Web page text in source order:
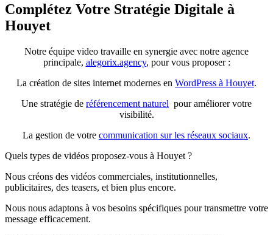
Complétez Votre Stratégie Digitale à
Houyet
Notre équipe video travaille en synergie avec notre agence
principale, alegorix.agency, pour vous proposer :
La création de sites internet modernes en WordPress à Houyet.
Une stratégie de référencement naturel pour améliorer votre
visibilité.
La gestion de votre communication sur les réseaux sociaux.
Quels types de vidéos proposez-vous à Houyet ?
Nous créons des vidéos commerciales, institutionnelles,
publicitaires, des teasers, et bien plus encore.
Nous nous adaptons à vos besoins spécifiques pour transmettre votre
message efficacement.